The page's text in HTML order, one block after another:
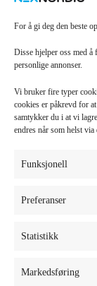
For å gi deg den beste
Disse hjelper oss med å
personlige annonser.
Vi bruker fire typer
cookies er påkrevd for
samtykker du i at vi
endres når som helst
Funksjonell
Preferanser
Statistikk
Markedsføring